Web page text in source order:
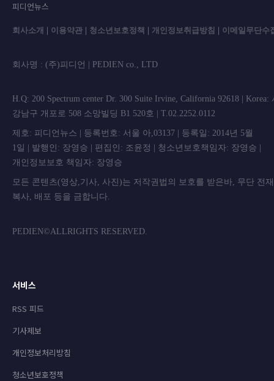
피디언뉴스
회사소개 이용약관 청소년보호정책 개인정보취급방침 이메일무단수
회사명 : (주)피디언 | PEDIEN co.,
H.Q: 200 Spectrum center Dr. 300 Suite Irvine, California 92618 | Korea:
강남구 개포로 508 소망빌딩 B1 520호 | T.02.2252.0112
제호: 피디언뉴스 | 등록번호: 서울 아,03137 | 등록일: 2014년 5월
1일 | 발행인: 장영승 | 편집인: 조윤정 | 청소년보호책임자: 장영승 |
개인정보보호 책임자: 장영승
모든 콘텐츠(영상,기사, 사진)는 저작권법의 보호를 받은바, 무단 전
복사, 배포 등을 금합니
PEDIEN©ALLRIGHTS RESERVED.
서비스
RSS 피드
기사제보
개인정보처리방침
청소년보호정책